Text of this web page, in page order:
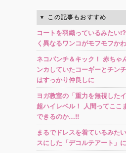
この記事もおすすめ
コートを羽織っているみたい
く異なるワンコがモフモフか
ネコパンチ＆キック！ 赤ちゃ
ンカしていたコーギーとチン
はすっかり仲良しに
ヨガ教室の「重力を無視した
超ハイレベル！ 人間ってここ
できるのか…!!
まるでドレスを着ているみた
スにした「デコルテアート」